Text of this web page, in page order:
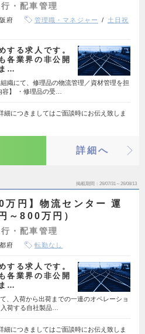
・配車管理
府 管理職・マネジャー
土日祝
する求人です。
各業界の非公開
…
織にて、修理品の物流管理／資材管理を担
】 ・修理品の受…
細につきましてはご面談時にお伝え致しま
詳細へ
掲載期間 26/07/31～26/08/13
万円】物流センター 運
～800万円）
・配車管理
府 転勤なし
する求人です。
各業界の非公開
…
、入荷から出荷までの一連のオペレーショ
荷する自社製品…
細につきましてはご面談時にお伝え致しま